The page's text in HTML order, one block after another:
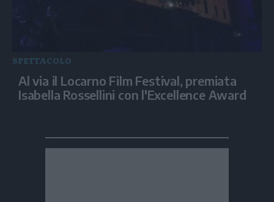
SPETTACOLO
Al via il Locarno Film Festival, premiata
Isabella Rossellini con l'Excellence Award